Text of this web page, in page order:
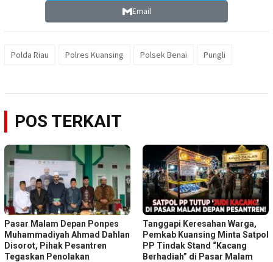
Email
Polda Riau Polres Kuansing Polsek Benai Pungli
POS TERKAIT
Pasar Malam Depan Ponpes
Muhammadiyah Ahmad Dahlan
Disorot, Pihak Pesantren
Tegaskan Penolakan
Tanggapi Keresahan Warga,
Pemkab Kuansing Minta Satpol
PP Tindak Stand “Kacang
Berhadiah” di Pasar Malam